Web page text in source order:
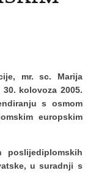
mr. sc. Marija
kolovoza 2005.
s osmom
europskim
poslijediplomskih
u suradnji s